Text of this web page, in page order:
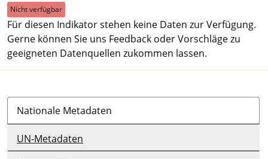
Nicht verfügbar
Für diesen Indikator stehen keine Daten zur Verfügung.
Gerne können Sie uns Feedback oder Vorschläge zu
geeigneten Datenquellen zukommen lassen.
Nationale Metadaten
UN-Metadaten